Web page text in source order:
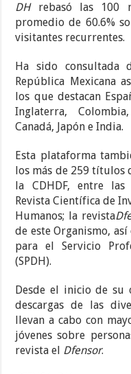
DHrebasó las 100
promedio de 60.6%
visitantes recurrentes.
Ha sido consultada
República Mexicana
los que destacan
Inglaterra,
Canadá, Japón e India.
Esta plataforma
los más de 259
la CDHDF, entre
Revista Científica de
Humanos; la revista
de este Organismo,
para el Servicio
(SPDH).
Desde el inicio de su
descargas de las
llevan a cabo con
jóvenes sobre
revista el Dfensor.